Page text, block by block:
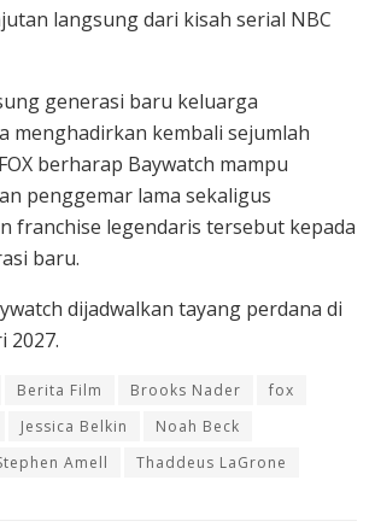
langsung dari kisah serial NBC
generasi baru keluarga
menghadirkan kembali sejumlah
berharap Baywatch mampu
penggemar lama sekaligus
franchise legendaris tersebut kepada
baru.
dijadwalkan tayang perdana di
2027.
Berita Film Brooks Nader
fox
Jessica Belkin
Noah Beck
Amell Thaddeus LaGrone